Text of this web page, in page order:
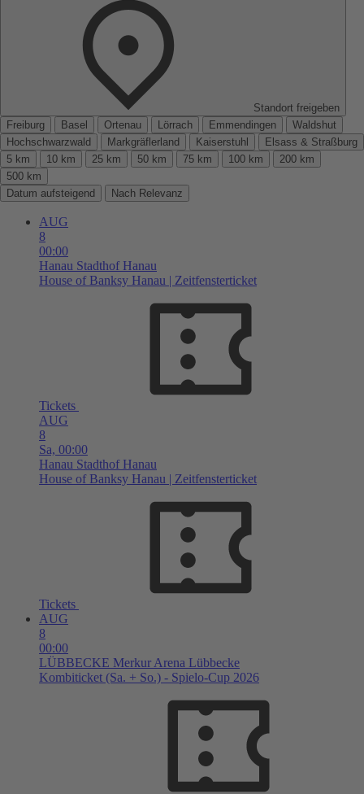
Standort freigeben
Freiburg
Basel Ortenau Lörrach Emmendingen
Waldshut
Hochschwarzwald
Markgräflerland Kaiserstuhl
Elsass & Straßburg
5 km
10 km 25 km 50 km 75 km 100 km
200 km
500 km
Datum aufsteigend
Nach Relevanz
AUG
8
00:00
Hanau Stadthof Hanau
House of Banksy Hanau | Zeitfensterticket
Tickets
AUG
8
Sa, 00:00
Hanau Stadthof Hanau
House of Banksy Hanau | Zeitfensterticket
Tickets
AUG
8
00:00
LÜBBECKE Merkur Arena Lübbecke
Kombiticket (Sa. + So.) - Spielo-Cup 2026